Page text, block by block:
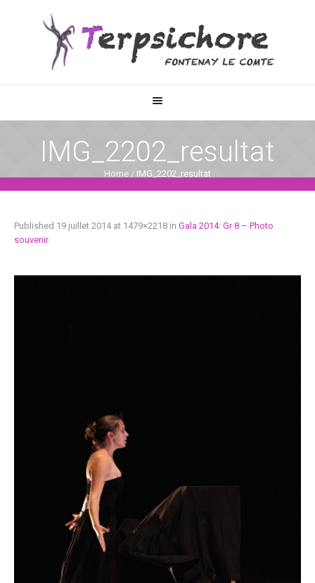
IMG_2202_resultat
Home / IMG_2202_resultat
Published 19 juillet 2014at 1479×2218 in Gala 2014: Gr 8 – Photo
souvenir.